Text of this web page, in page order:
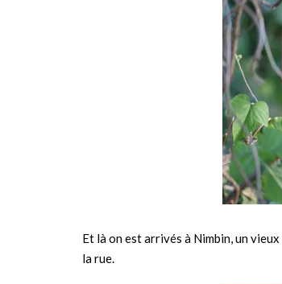
Et là on est arrivés à Nimbin, un
la rue.